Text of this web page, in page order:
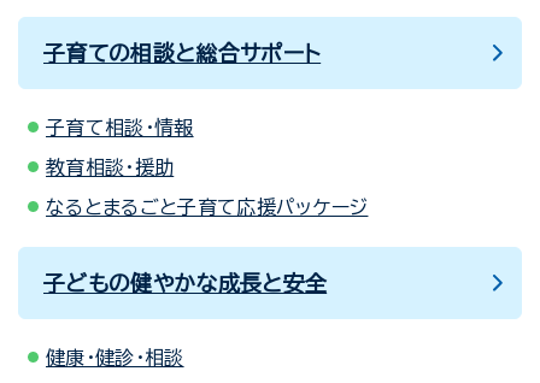
子育ての相談と総合サポート
子育て相談・情報
教育相談・援助
なるとまるごと子育て応援パッケージ
子どもの健やかな成長と安全
健康・健診・相談